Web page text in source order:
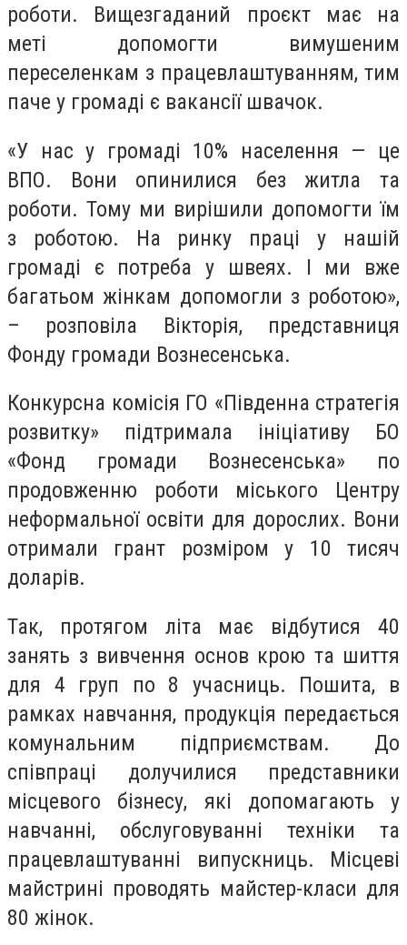
роботи. Вищезгаданий проєкт має на
меті допомогти вимушеним
переселенкам з працевлаштуванням, тим
паче у громаді є вакансії швачок.
«У нас у громаді 10% населення — це
ВПО. Вони опинилися без житла та
роботи. Тому ми вирішили допомогти їм
з роботою. На ринку праці у нашій
громаді є потреба у швеях. І ми вже
багатьом жінкам допомогли з роботою»,
– розповіла Вікторія, представниця
Фонду громади Вознесенська.
Конкурсна комісія ГО «Південна стратегія
розвитку» підтримала ініціативу БО
«Фонд громади Вознесенська» по
продовженню роботи міського Центру
неформальної освіти для дорослих. Вони
отримали грант розміром у 10 тисяч
доларів.
Так, протягом літа має відбутися 40
занять з вивчення основ крою та шиття
для 4 груп по 8 учасниць. Пошита, в
рамках навчання, продукція передається
комунальним підприємствам. До
співпраці долучилися представники
місцевого бізнесу, які допомагають у
навчанні, обслуговуванні техніки та
працевлаштуванні випускниць. Місцеві
майстрині проводять майстер-класи для
80 жінок.